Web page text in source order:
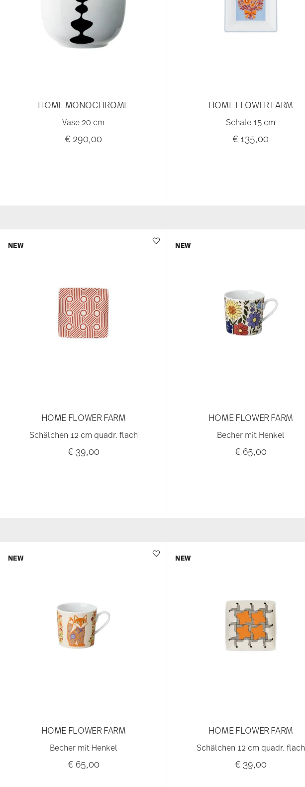
HOME MONOCHROME
Vase 20 cm
€ 290,00
HOME FLOWER FARM
Schale 15 cm
€ 135,00
HOME FLOWER FARM
Schälchen 12 cm quadr. flach
€ 39,00
NEW
HOME FLOWER FARM
Becher mit Henkel
€ 65,00
NEW
HOME FLOWER FARM
Becher mit Henkel
€ 65,00
NEW
HOME FLOWER FARM
Schälchen 12 cm quadr. flach
€ 39,00
NEW